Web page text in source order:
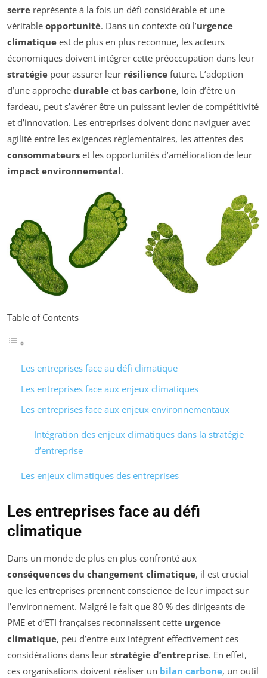
serre représente à la fois un défi considérable et une
véritable opportunité. Dans un contexte où l’urgence
climatique est de plus en plus reconnue, les acteurs
économiques doivent intégrer cette préoccupation dans leur
stratégie pour assurer leur résilience future. L’adoption
d’une approche durable et bas carbone, loin d’être un
fardeau, peut s’avérer être un puissant levier de compétitivité
et d’innovation. Les entreprises doivent donc naviguer avec
agilité entre les exigences réglementaires, les attentes des
consommateurs et les opportunités d’amélioration de leur
impact environnemental.
Table of Contents
Les entreprises face au défi climatique
Les entreprises face aux enjeux climatiques
Les entreprises face aux enjeux environnementaux
Intégration des enjeux climatiques dans la stratégie
d’entreprise
Les enjeux climatiques des entreprises
Les entreprises face au défi
climatique
Dans un monde de plus en plus confronté aux
conséquences du changement climatique, il est crucial
que les entreprises prennent conscience de leur impact sur
l’environnement. Malgré le fait que 80 % des dirigeants de
PME et d’ETI françaises reconnaissent cette urgence
climatique, peu d’entre eux intègrent effectivement ces
considérations dans leur stratégie d’entreprise. En effet,
ces organisations doivent réaliser un bilan carbone, un outil